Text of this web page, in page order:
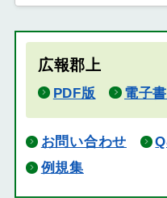
広報郡上
PDF版 電子
お問い合わせ
例規集